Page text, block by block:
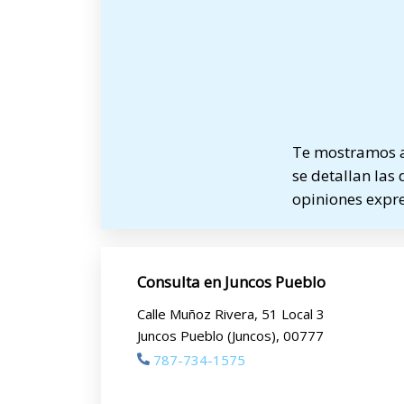
Te mostramos
se detallan las
opiniones
Consulta en Juncos Pueblo
Calle Muñoz Rivera, 51 Local 3
Juncos Pueblo (Juncos), 00777
787-734-1575